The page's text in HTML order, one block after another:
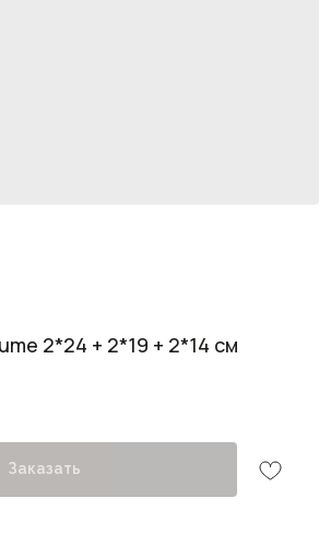
2*24 + 2*19 + 2*14 см
Заказать